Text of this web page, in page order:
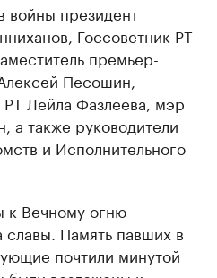
войны президент
Госсоветник РТ
премьер-
Песошин,
Лейла Фазлеева, мэр
а также руководители
и Исполнительного
к Вечному огню
Память павших в
почтили минутой